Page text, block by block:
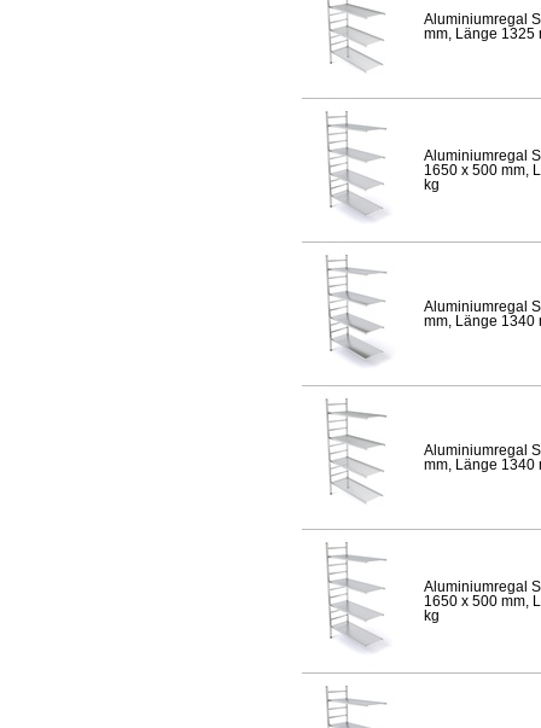
Aluminiumregal
mm, Länge 1325
Aluminiumregal
1650 x 500 mm,
kg
Aluminiumregal
mm, Länge 1340
Aluminiumregal
mm, Länge 1340
Aluminiumregal
1650 x 500 mm,
kg